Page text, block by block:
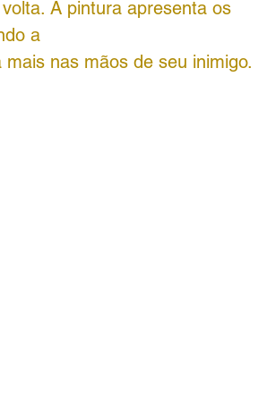
A pintura apresenta os
a
nas mãos de seu inimigo.